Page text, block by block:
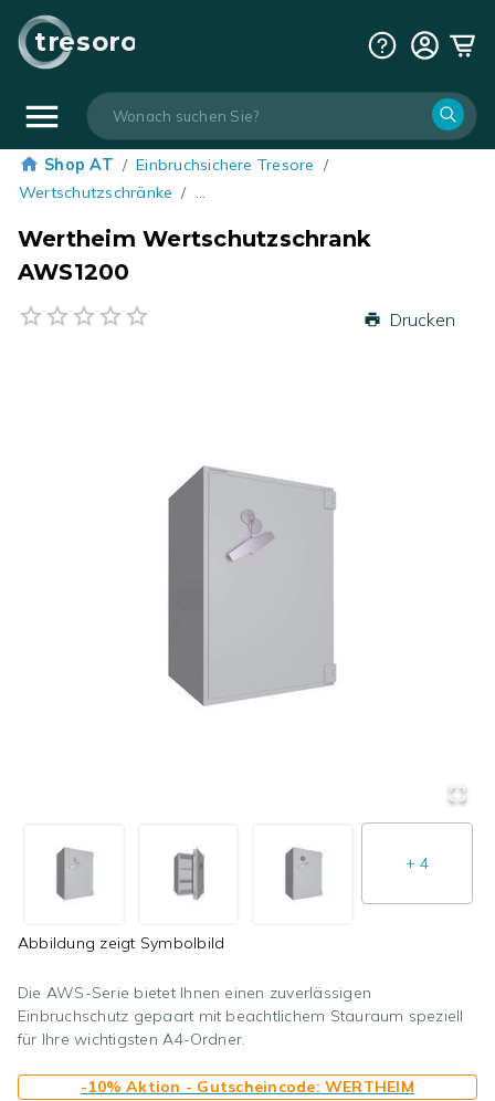
tresoro
Shop AT / Einbruchsichere Tresore /
Wertschutzschränke / …
Wertheim Wertschutzschrank
AWS1200
Drucken
+ 4
Abbildung zeigt Symbolbild
Die AWS-Serie bietet Ihnen einen zuverlässigen
Einbruchschutz gepaart mit beachtlichem Stauraum speziell
für Ihre wichtigsten A4-Ordner.
-10% Aktion - Gutscheincode: WERTHEIM